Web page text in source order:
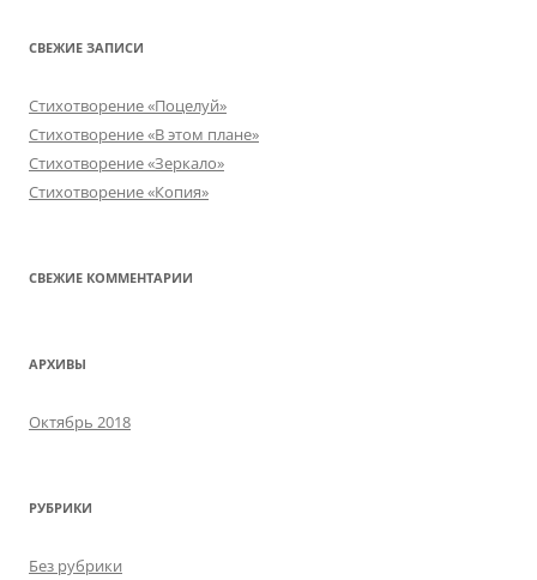
СВЕЖИЕ ЗАПИСИ
Стихотворение «Поцелуй»
Стихотворение «В этом плане»
Стихотворение «Зеркало»
Стихотворение «Копия»
СВЕЖИЕ КОММЕНТАРИИ
АРХИВЫ
Октябрь 2018
РУБРИКИ
Без рубрики